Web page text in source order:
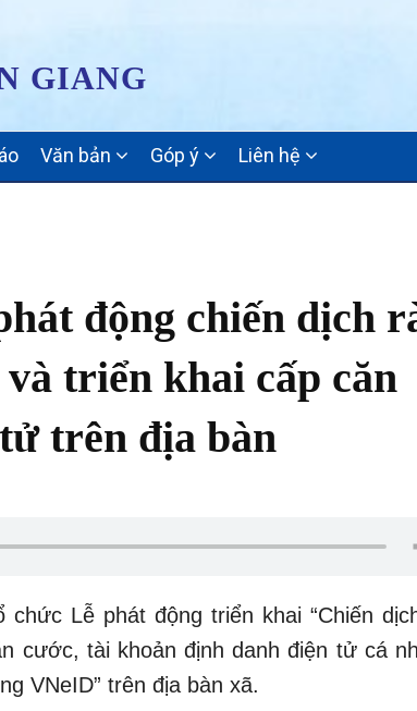
GIANG
Văn bản Góp ý Liên hệ
động chiến dịch
triển khai cấp căn
trên địa bàn
Lễ phát động triển khai “Chiến
cước, tài khoản định danh điện tử cá
VNeID” trên địa bàn xã.